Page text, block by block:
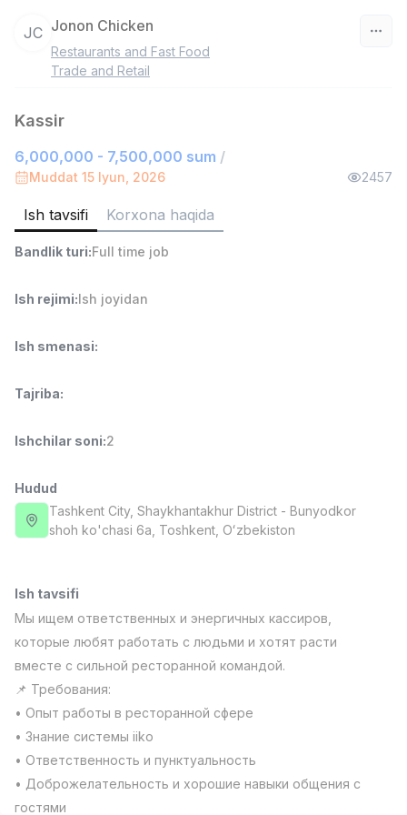
O‘zbekiston
Do'kon sotuvchisi
3,000,000 - 6,000,000 sum
Full time job
Ish joyidan
Sotuv agenti
VITAREX
3,000,000 - 8,000,000 sum
VITAREX
2,600,000 - 5,000,000 sum
LES AILES
Full time job
Ish joyidan
3,000,000 - 10,000,000 sum
NAVBAHOR APTEKA
Ish joyidan
Sotuv bo'yicha agent
Kelishiladi
LION_ESTATE
Full time job
Ish joyidan
Matematika o'qituvchisi
3,000,000 - 14,000,000 sum
Yangi
JC Jonon Chicken
Restaurants and Fast Food
Trade and Retail
Kassir
6,000,000 - 7,500,000 sum /
Muddat 15 Iyun, 2026 2457
Ish tavsifi Korxona haqida
Bandlik turi:Full time job
Ish rejimi:Ish joyidan
Ish smenasi:
Tajriba:
Ishchilar soni:2
Hudud
Tashkent City, Shaykhantakhur District - Bunyodkor
shoh ko'chasi 6а, Тоshkent, Oʻzbekiston
Ish tavsifi
Мы ищем ответственных и энергичных кассиров,
которые любят работать с людьми и хотят расти
вместе с сильной ресторанной командой.
📌 Требования:
• Опыт работы в ресторанной сфере
• Знание системы iiko
• Ответственность и пунктуальность
• Доброжелательность и хорошие навыки общения с
гостями
Vakansiyalar Sohalar Korxonalar Profil